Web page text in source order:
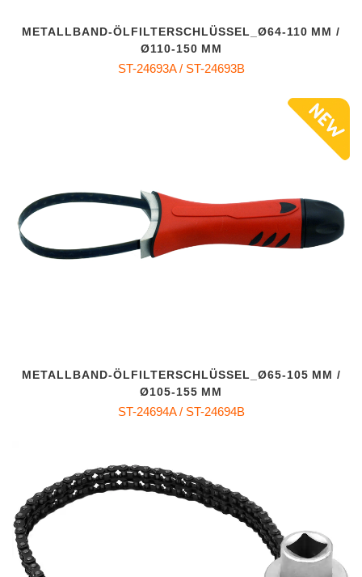
METALLBAND‑ÖLFILTERSCHLÜSSEL_Ø64‑110 MM /
Ø110‑150 MM
ST-24693A / ST-24693B
METALLBAND‑ÖLFILTERSCHLÜSSEL_Ø65‑105 MM /
Ø105‑155 MM
ST-24694A / ST-24694B